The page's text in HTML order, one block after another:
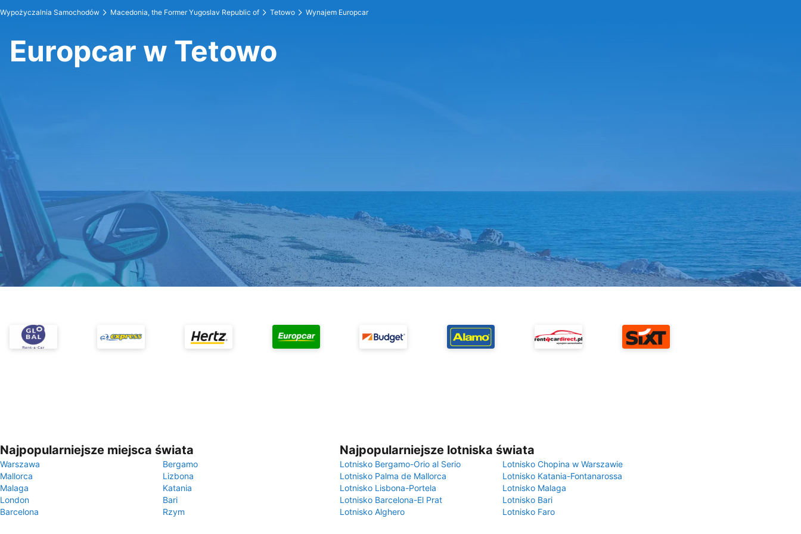
Wypożyczalnia Samochodów Macedonia, the Former Yugoslav Republic of Tetowo Wynajem Europcar
Europcar w Tetowo
Najpopularniejsze miejsca świata
Warszawa
Bergamo
Mallorca
Lizbona
Malaga
Katania
London
Bari
Barcelona
Rzym
Najpopularniejsze lotniska świata
Lotnisko Bergamo-Orio al Serio
Lotnisko Chopina w Warszawie
Lotnisko Palma de Mallorca
Lotnisko Katania-Fontanarossa
Lotnisko Lisbona-Portela
Lotnisko Malaga
Lotnisko Barcelona-El Prat
Lotnisko Bari
Lotnisko Alghero
Lotnisko Faro